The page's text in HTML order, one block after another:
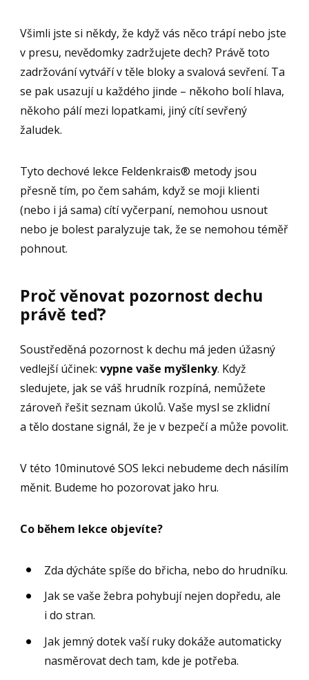
Všimli jste si někdy, že když vás něco trápí nebo jste
v presu, nevědomky zadržujete dech? Právě toto
zadržování vytváří v těle bloky a svalová sevření. Ta
se pak usazují u každého jinde – někoho bolí hlava,
někoho pálí mezi lopatkami, jiný cítí sevřený
žaludek.
Tyto dechové lekce Feldenkrais® metody jsou
přesně tím, po čem sahám, když se moji klienti
(nebo i já sama) cítí vyčerpaní, nemohou usnout
nebo je bolest paralyzuje tak, že se nemohou téměř
pohnout.
Proč věnovat pozornost dechu
právě teď?
Soustředěná pozornost k dechu má jeden úžasný
vedlejší účinek:vypne vaše myšlenky. Když
sledujete, jak se váš hrudník rozpíná, nemůžete
zároveň řešit seznam úkolů. Vaše mysl se zklidní
a tělo dostane signál, že je v bezpečí a může povolit.
V této 10minutové SOS lekci nebudeme dech násilím
měnit. Budeme ho pozorovat jako hru.
Co během lekce objevíte?
Zda dýcháte spíše do břicha, nebo do hrudníku.
Jak se vaše žebra pohybují nejen dopředu, ale
i do stran.
Jak jemný dotek vaší ruky dokáže automaticky
nasměrovat dech tam, kde je potřeba.